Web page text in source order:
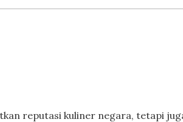
reputasi kuliner negara, tetapi